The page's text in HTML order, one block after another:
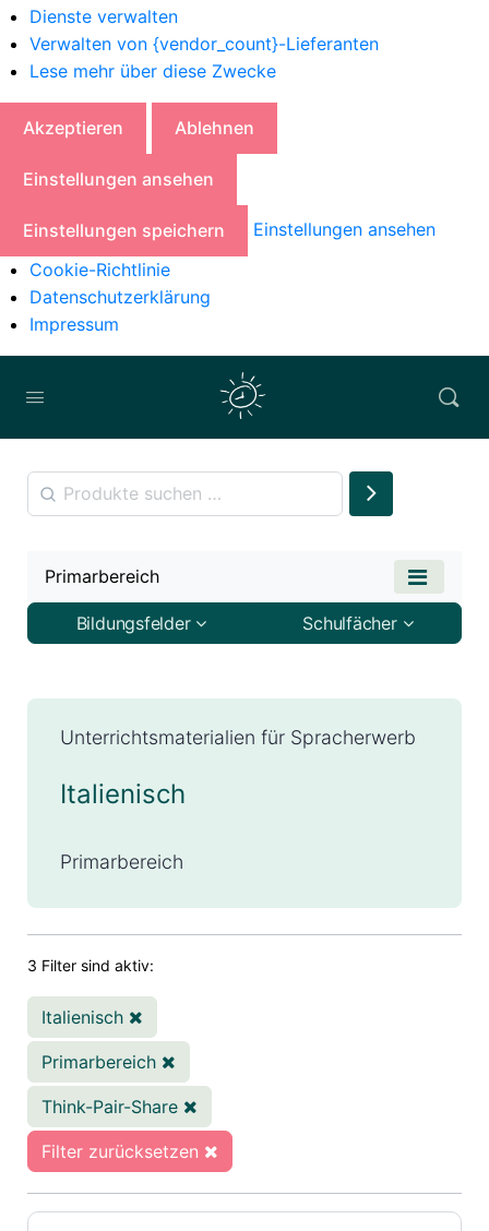
Dienste verwalten
Verwalten von {vendor_count}-Lieferanten
Lese mehr über diese Zwecke
Akzeptieren Ablehnen
Einstellungen ansehen
Einstellungen speichern
Einstellungen ansehen
Cookie-Richtlinie
Datenschutzerklärung
Impressum
Unterrichtsmaterialien für Spracherwerb
Italienisch
Primarbereich
3 Filter sind aktiv:
Italienisch
Primarbereich
Think-Pair-Share
Filter zurücksetzen
Primarbereich
Bildungsfelder Schulfächer